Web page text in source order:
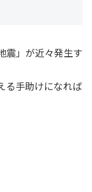
震」が近々発生す
る手助けになれば